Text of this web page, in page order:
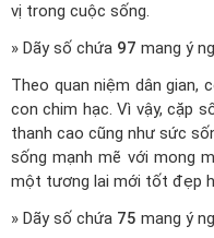
vị trong cuộc sống.
» Dãy số chứa 97 mang ý
Theo quan niệm dân gian,
con chim hạc. Vì vậy, cặp
thanh cao cũng như sức
sống mạnh mẽ với mong
một tương lai mới tốt đẹp
» Dãy số chứa 75 mang ý